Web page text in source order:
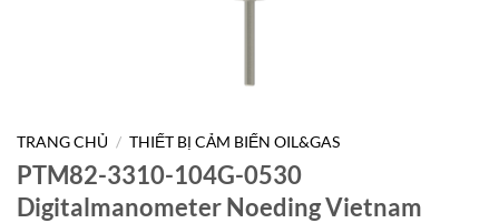
TRANG CHỦ / THIẾT BỊ CẢM BIẾN OIL&GAS
PTM82-3310-104G-0530
Digitalmanometer Noeding Vietnam